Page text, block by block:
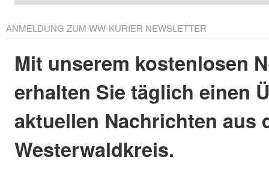
ANMELDUNG ZUM WW-KURIER NEWSLETTER
Mit unserem kostenlosen
erhalten Sie täglich einen
aktuellen Nachrichten aus
Westerwaldkreis.